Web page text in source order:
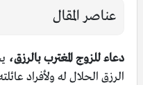
عناصر المقال
دعاء للزوج المغترب بالرزق،
الرزق الحلال له ولأفراد